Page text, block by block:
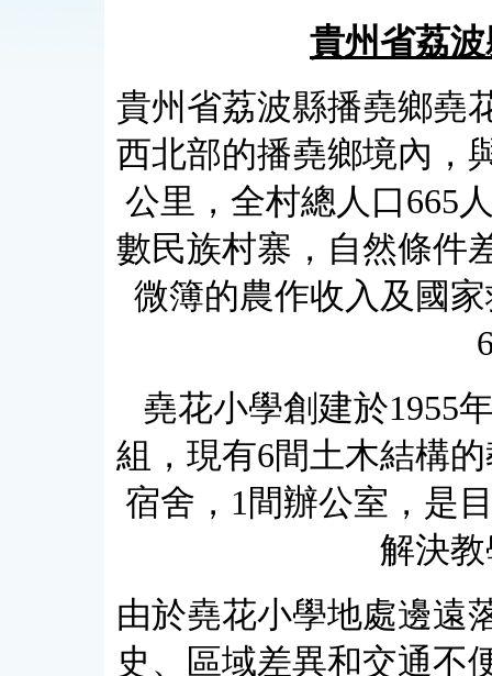
貴州省荔
貴州省荔波縣播堯鄉堯
西北部的播堯鄉境內，
公里，全村總人口665
數民族村寨，自然條件
微簿的農作收入及國
堯花小學創建於1955
組，現有6間土木結構
宿舍，1間辦公室，是
解決
由於堯花小學地處邊遠
史、區域差異和交通不